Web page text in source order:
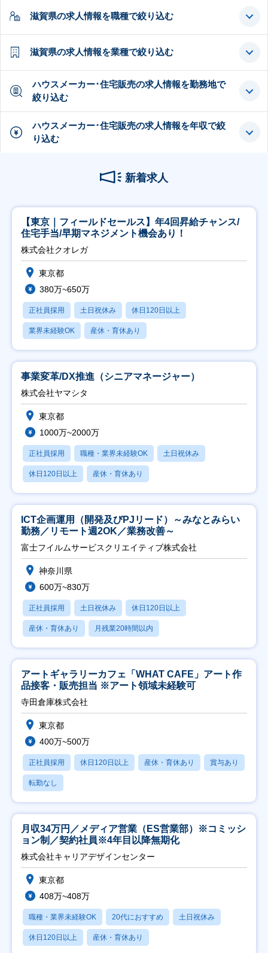
滋賀県の求人情報を職種で絞り込む
滋賀県の求人情報を業種で絞り込む
ハウスメーカー･住宅販売の求人情報を勤務地で
絞り込む
ハウスメーカー･住宅販売の求人情報を年収で絞
り込む
新着求人
【東京｜フィールドセールス】年4回昇給チャンス/
住宅手当/早期マネジメント機会あり！
株式会社クオレガ
東京都
380万~650万
正社員採用 土日祝休み 休日120日以上
業界未経験OK 産休・育休あり
事業変革/DX推進（シニアマネージャー）
株式会社ヤマシタ
東京都
1000万~2000万
正社員採用 職種・業界未経験OK 土日祝休み
休日120日以上 産休・育休あり
ICT企画運用（開発及びPJリード）～みなとみらい
勤務／リモート週2OK／業務改善～
富士フイルムサービスクリエイティブ株式会社
神奈川県
600万~830万
正社員採用 土日祝休み 休日120日以上
産休・育休あり 月残業20時間以内
アートギャラリーカフェ「WHAT CAFE」アート作
品接客・販売担当 ※アート領域未経験可
寺田倉庫株式会社
東京都
400万~500万
正社員採用 休日120日以上 産休・育休あり 賞与あり
転勤なし
月収34万円／メディア営業（ES営業部）※コミッシ
ョン制／契約社員※4年目以降無期化
株式会社キャリアデザインセンター
東京都
408万~408万
職種・業界未経験OK 20代におすすめ 土日祝休み
休日120日以上 産休・育休あり